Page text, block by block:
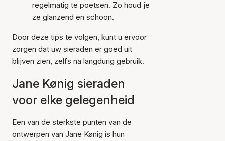
regelmatig te poetsen. Zo houd je
ze glanzend en schoon.
Door deze tips te volgen, kunt u ervoor
zorgen dat uw sieraden er goed uit
blijven zien, zelfs na langdurig gebruik.
Jane Kønig sieraden
voor elke gelegenheid
Een van de sterkste punten van de
ontwerpen van Jane Kønig is hun